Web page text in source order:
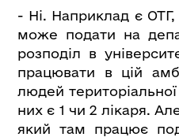
- Ні. Наприклад є ОТГ,
може подати на
розподіл в
працювати в цій
людей
них є 1 чи 2 лікаря.
який там працює